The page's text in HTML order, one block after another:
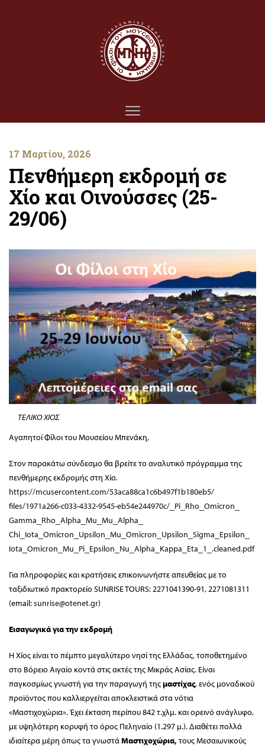
17 Μαρτίου, 2026
Πενθήμερη εκδρομή σε
Χίο και Οινούσσες (25-
29/06)
ΤΕΛΙΚΟ ΧΙΟΣ
Αγαπητοί Φίλοι του Μουσείου Μπενάκη,
Στον παρακάτω σύνδεσμο θα βρείτε το αναλυτικό πρόγραμμα της
πενθήμερης εκδρομής στη Χίο.
https://mcusercontent.com/53aca88ca1c6b497f1b180eb5/
files/1971a266-c033-4332-9545-eb54e244970c/_Pi_Rho_Omicron_
Gamma_Rho_Alpha_Mu_Mu_Alpha_
Chi_Iota_Omicron_Upsilon_Mu_ Omicron_Upsilon_Sigma_Epsilon_
Iota_Omicron_Mu_Pi_Epsilon_Nu_ Alpha_Kappa_Eta_1_.cleaned.pdf
Για πληροφορίες και κρατήσεις επικοινωνήστε απευθείας με το
ταξιδιωτικό πρακτορείο SUNRISE TOURS: 2271041390-91, 2271081311
(email:sunrise@otenet.gr)
Εισαγωγικά για την εκδρομή
Η Χίος είναι το πέμπτο μεγαλύτερο νησί της Ελλάδας, τοποθετημένο
στο Βόρειο Αιγαίο κοντά στις ακτές της Μικράς Ασίας. Είναι
παγκοσμίως γνωστή για την παραγωγή τηςμαστίχας, ενός μοναδικού
προϊόντος που καλλιεργείται αποκλειστικά στα νότια
«Μαστιχοχώρια». Έχει έκταση περίπου 842 τ.χλμ. και ορεινό ανάγλυφο,
με υψηλότερη κορυφή το όρος Πεληναίο (1.297 μ.). Διαθέτει πολλά
ιδιαίτερα μέρη όπως τα γνωστάΜαστιχοχώρια, τους Μεσαιωνικούς